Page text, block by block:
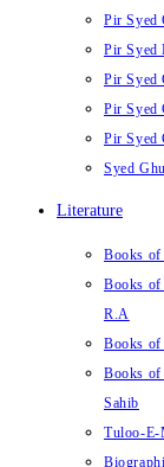
Pir Syed
Pir Syed
Pir Syed
Pir Syed
Pir Syed
Syed
Literature
Books of
Books of
R.A
Books
Books of
Sahib
Tuloo-E-